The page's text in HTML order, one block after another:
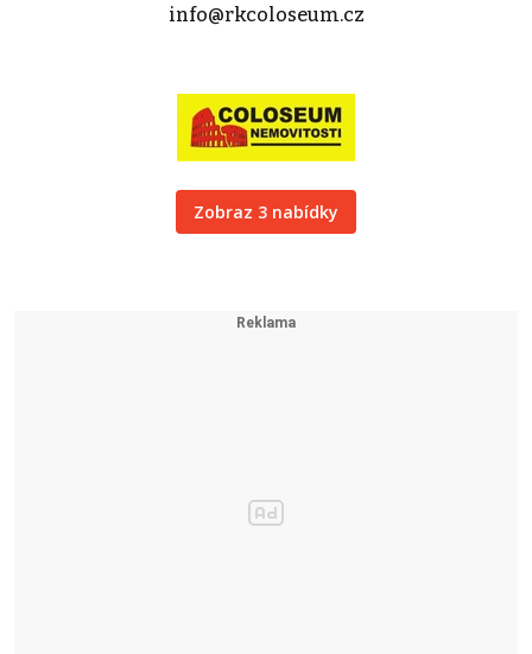
info@rkcoloseum.cz
Zobraz 3 nabídky